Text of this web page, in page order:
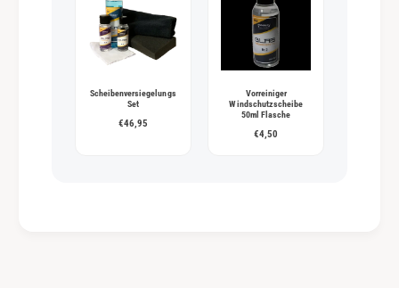
Scheibenversiegelungs
Set
€46,95
Vorreiniger
Windschutzscheibe
50ml Flasche
€4,50